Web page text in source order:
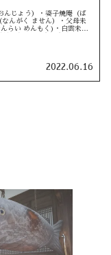
んじょう）・婆子焼庵（ば
んがく ません）・父母未
らい めんもく)・白雲未在
2022.06.16